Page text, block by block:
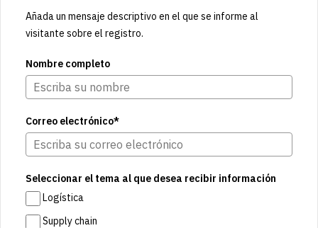
Añada un mensaje descriptivo en el que se informe al
visitante sobre el registro.
Nombre completo
Correo electrónico*
Seleccionar el tema al que desea recibir información
Logística
Supply chain